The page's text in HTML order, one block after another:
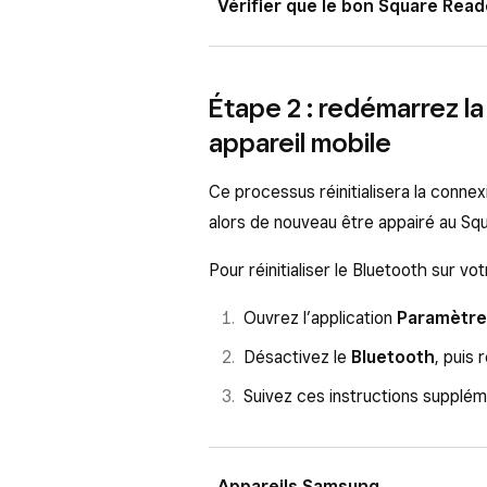
Veillez à positionner votre
appareil mobile. Au-delà de
considérée hors de portée et
Vérifier que le bon Square
bon lecteur.
Ouvrez l’application Solution
Appuyez surParamètres>
Si votre lecteur est connecté,
Vérifiez que les quatre
Square Reader.
signifie que vous avez établi la
le lecteur actuellement connecté
Étape 2 : redémarrez
appareil mobile
Ce processus réinitialisera la
alors de nouveau être appairé au
Pour réinitialiser le Bluetooth sur
Ouvrez l’application
Désactivez le Bluetooth, puis
Suivez ces instructions